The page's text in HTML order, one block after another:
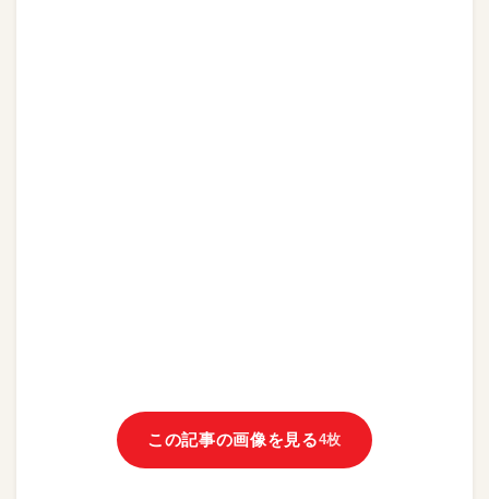
この記事の画像を見る4枚